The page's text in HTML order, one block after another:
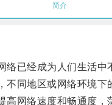
简介
已经成为人们生活中
同地区或网络环境下
网络速度和畅通度，